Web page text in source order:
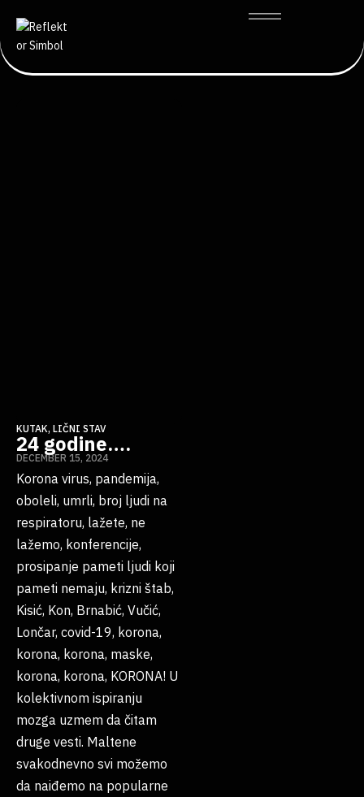
KUTAK, LIČNI STAV
24 godine….
DECEMBER 15, 2024
Korona virus, pandemija,
oboleli, umrli, broj ljudi na
respiratoru, lažete, ne
lažemo, konferencije,
prosipanje pameti ljudi koji
pameti nemaju, krizni štab,
Kisić, Kon, Brnabić, Vučić,
Lončar, covid-19, korona,
korona, korona, maske,
korona, korona, KORONA! U
kolektivnom ispiranju
mozga uzmem da čitam
druge vesti. Maltene
svakodnevno svi možemo
da naiđemo na popularne